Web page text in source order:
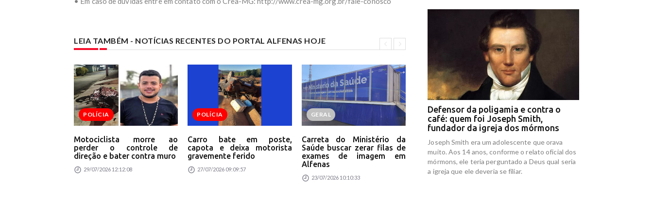
LEIA TAMBÉM - NOTÍCIAS RECENTES DO PORTAL ALFENAS HOJE
POLÍCIA
Motociclista morre ao
perder o controle de
direção e bater contra muro
29/07/2026 12:12:08
POLÍCIA
Carro bate em poste,
capota e deixa motorista
gravemente ferido
27/07/2026 09:09:57
GERAL
Carreta do Ministério da
Saúde buscar zerar filas de
exames de imagem em
Alfenas
23/07/2026 10:10:33
GERAL
Unifal ofertará primeira
turma do curso de Direito
no campus Varginha
23/07/2026 07:07:16
POLÍTICA
Projeto sobre carreira dos
servidores trava e gera
preocupações na categoria
Drones respondem por 94% das
contaminações por agrotóxicos no
Maranhão
Comunidades rurais afirmam que os drones são
usados como ferramenta de perseguição e
ataques contra pequenos produtores.
Defensor da poligamia e contra o
café: quem foi Joseph Smith,
fundador da igreja dos mórmons
Joseph Smith era um adolescente que orava
muito. Aos 14 anos, conforme o relato oficial dos
mórmons, ele teria perguntado a Deus qual seria
a igreja que ele deveria se filiar.